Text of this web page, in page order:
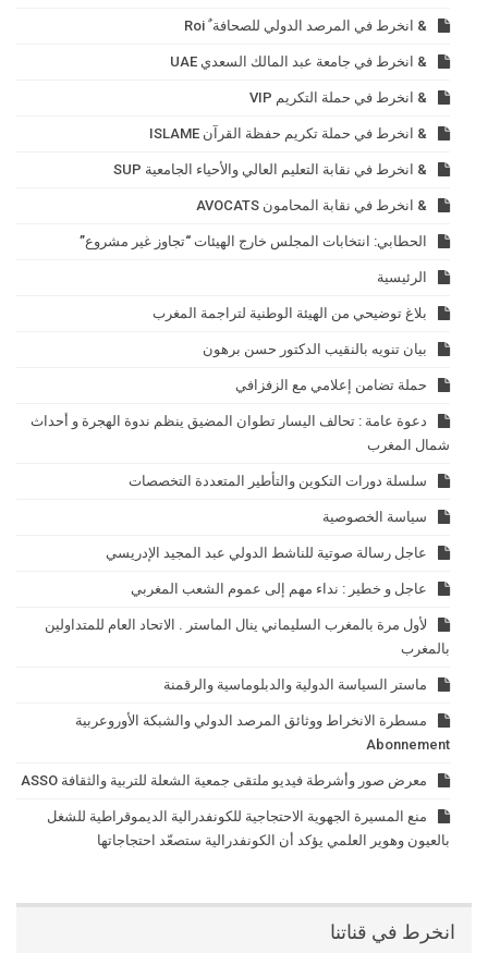
& انخرط في المرصد الدولي للصحافة ٌ Roi
& انخرط في جامعة عبد المالك السعدي UAE
& انخرط في حملة التكريم VIP
& انخرط في حملة تكريم حفظة القرآن ISLAME
& انخرط في نقابة التعليم العالي والأحياء الجامعية SUP
& انخرط في نقابة المحامون AVOCATS
الحطابي: انتخابات المجلس خارج الهيئات “تجاوز غير مشروع”
الرئيسية
بلاغ توضيحي من الهيئة الوطنية لتراجمة المغرب
بيان تنويه بالنقيب الدكتور حسن برهون
حملة تضامن إعلامي مع الزفزافي
دعوة عامة : تحالف اليسار تطوان المضيق ينظم ندوة الهجرة و أحداث
شمال المغرب
سلسلة دورات التكوين والتأطير المتعددة التخصصات
سياسة الخصوصية
عاجل رسالة صوتية للناشط الدولي عبد المجيد الإدريسي
عاجل و خطير : نداء مهم إلى عموم الشعب المغربي
لأول مرة بالمغرب السليماني ينال الماستر . الاتحاد العام للمتداولين
بالمغرب
ماستر السياسة الدولية والدبلوماسية والرقمنة
مسطرة الانخراط ووثائق المرصد الدولي والشبكة الأوروعربية
Abonnement
معرض صور وأشرطة فيديو ملتقى جمعية الشعلة للتربية والثقافة ASSO
منع المسيرة الجهوية الاحتجاجية للكونفدرالية الديموقراطية للشغل
بالعيون وهوير العلمي يؤكد أن الكونفدرالية ستصعّد احتجاجاتها
انخرط في قناتنا